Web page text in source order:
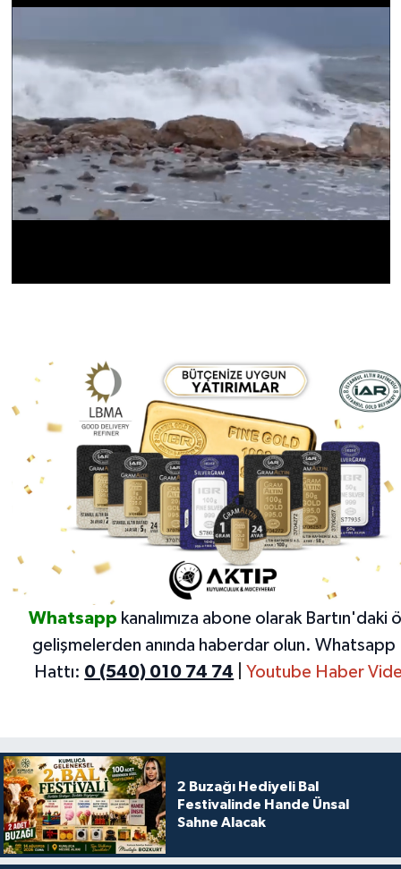
Whatsapp kanalımıza abone olarak Bartın'daki
gelişmelerden anında haberdar olun. Whatsapp
Hattı: 0 (540) 010 74 74 |Youtube Haber
2 Buzağı Hediyeli Bal
Festivalinde Hande Ünsal
Sahne Alacak